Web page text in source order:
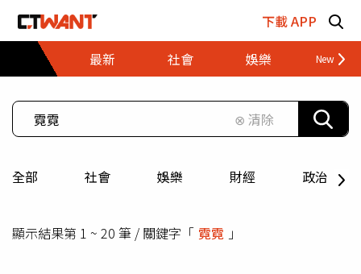
下載 APP
最新
社會 娛樂 財經
⊗ 清除
全部 社會 娛樂 財經 政治
顯示結果第 1 ~ 20 筆 / 關鍵字「 霓霓 」